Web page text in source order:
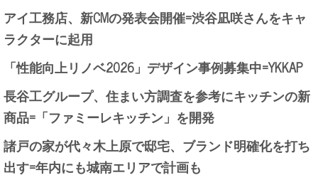
アイ工務店、新CMの発表会開催=渋谷凪咲さんをキャ
ラクターに起用
「性能向上リノベ2026」デザイン事例募集中=YKKAP
長谷工グループ、住まい方調査を参考にキッチンの新
商品=「ファミーレキッチン」を開発
諸戸の家が代々木上原で邸宅、ブランド明確化を打ち
出す=年内にも城南エリアで計画も